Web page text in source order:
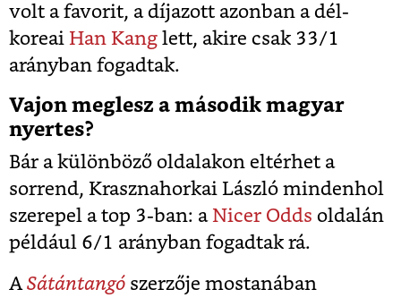
volt a favorit, a díjazott azonban a dél-
koreai Han Kang lett, akire csak 33/1
arányban fogadtak.
Vajon meglesz a második magyar
nyertes?
Bár a különböző oldalakon eltérhet a
sorrend, Krasznahorkai László mindenhol
szerepel a top 3-ban: a Nicer Odds oldalán
például 6/1 arányban fogadtak rá.
A Sátántangó szerzője mostanában